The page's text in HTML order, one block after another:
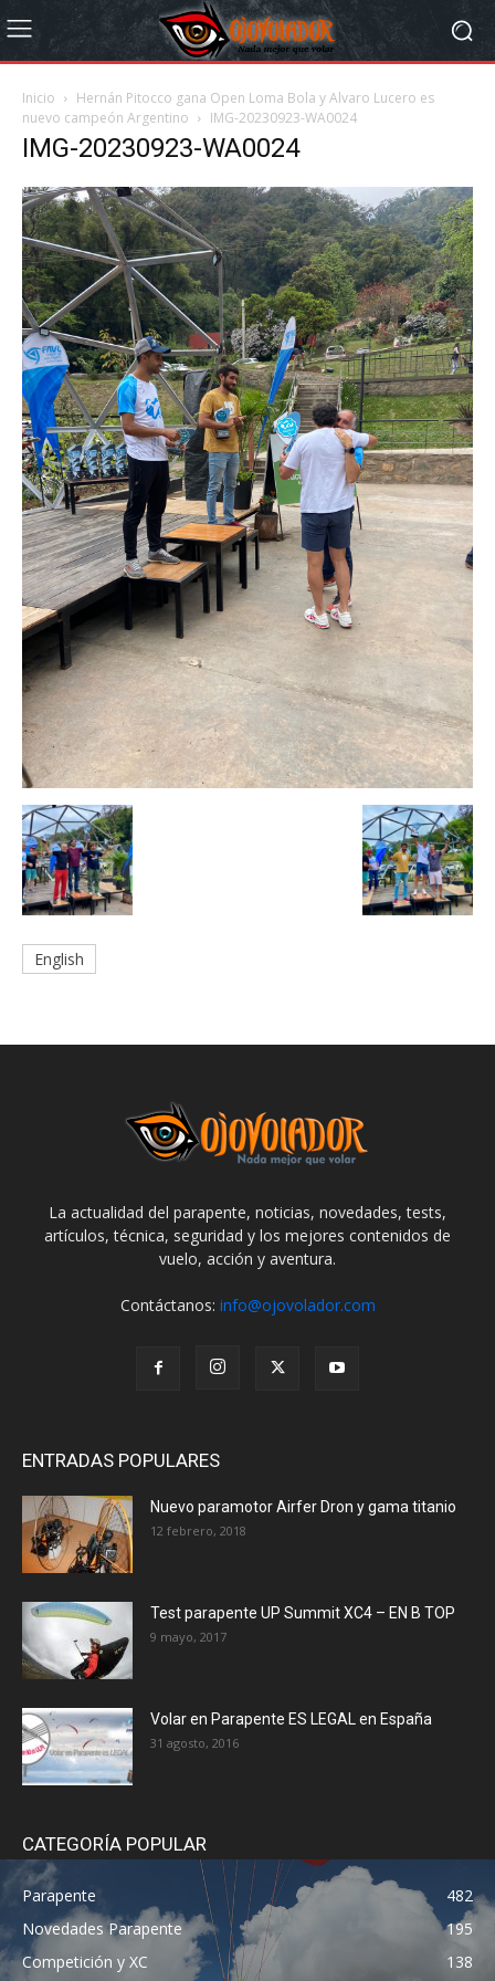
Inicio
Hernán Pitocco gana Open Loma Bola y Alvaro Lucero es
nuevo campeón Argentino
IMG-20230923-WA0024
IMG-20230923-WA0024
English
La actualidad del parapente, noticias, novedades, tests,
artículos, técnica, seguridad y los mejores contenidos de
vuelo, acción y aventura.
Contáctanos: info@ojovolador.com
ENTRADAS POPULARES
Nuevo paramotor Airfer Dron y gama titanio
12 febrero, 2018
Test parapente UP Summit XC4 – EN B TOP
9 mayo, 2017
Volar en Parapente ES LEGAL en España
31 agosto, 2016
CATEGORÍA POPULAR
Parapente
482
Novedades Parapente
195
Competición y XC
138